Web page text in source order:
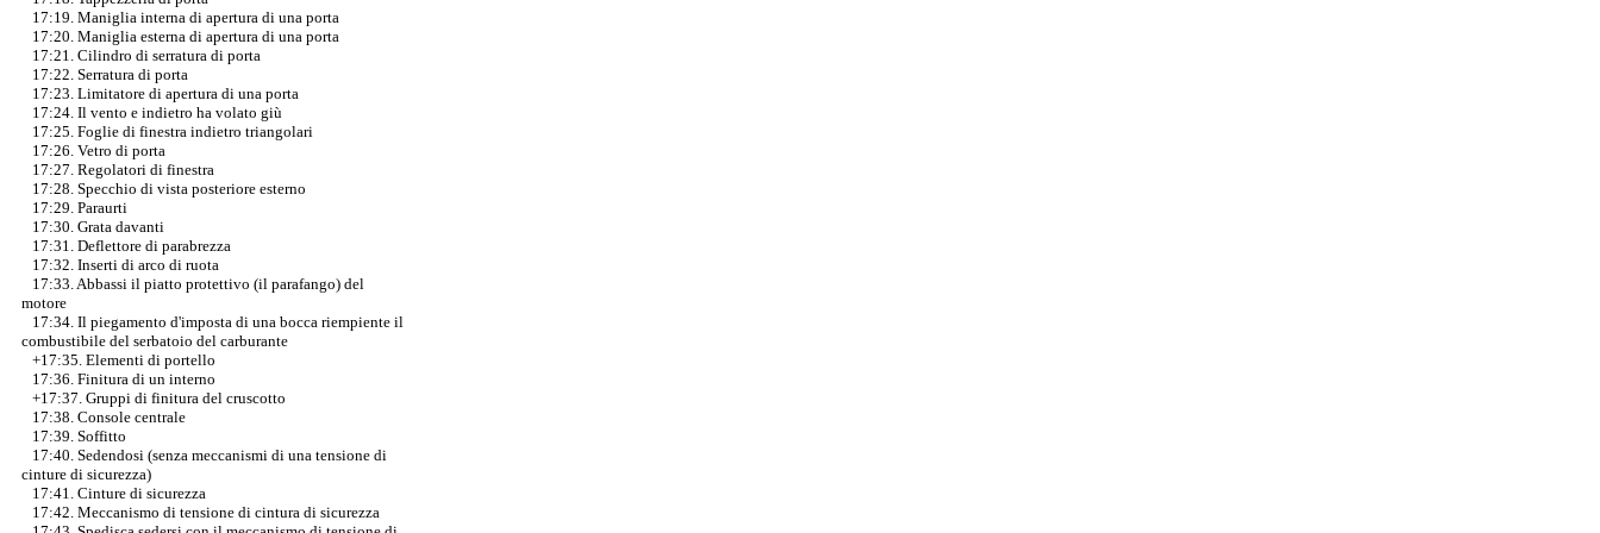
17:19. Maniglia interna di apertura di una porta
17:20. Maniglia esterna di apertura di una porta
17:21. Cilindro di serratura di porta
17:22. Serratura di porta
17:23. Limitatore di apertura di una porta
17:24. Il vento e indietro ha volato giù
17:25. Foglie di finestra indietro triangolari
17:26. Vetro di porta
17:27. Regolatori di finestra
17:28. Specchio di vista posteriore esterno
17:29. Paraurti
17:30. Grata davanti
17:31. Deflettore di parabrezza
17:32. Inserti di arco di ruota
17:33. Abbassi il piatto protettivo (il parafango) del
motore
17:34. Il piegamento d'imposta di una bocca riempiente il
combustibile del serbatoio del carburante
+17:35. Elementi di portello
17:36. Finitura di un interno
+17:37. Gruppi di finitura del cruscotto
17:38. Console centrale
17:39. Soffitto
17:40. Sedendosi (senza meccanismi di una tensione di
cinture di sicurezza)
17:41. Cinture di sicurezza
17:42. Meccanismo di tensione di cintura di sicurezza